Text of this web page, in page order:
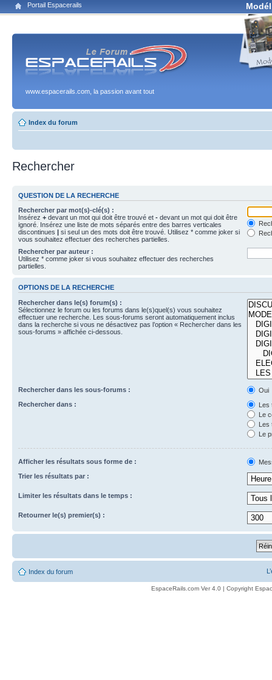
Portail Espacerails
www.espacerails.com, la passion avant tout
Index du forum
Rechercher
QUESTION DE LA RECHERCHE
Rechercher par mot(s)-clé(s) :
Insérez + devant un mot qui doit être trouvé et - devant un mot qui doit être
ignoré. Insérez une liste de mots séparés entre des barres verticales
discontinues | si seul un des mots doit être trouvé. Utilisez * comme joker si
vous souhaitez effectuer des recherches partielles.
Rechercher par auteur :
Utilisez * comme joker si vous souhaitez effectuer des recherches
partielles.
OPTIONS DE LA RECHERCHE
Rechercher dans le(s) forum(s) :
Sélectionnez le forum ou les forums dans le(s)quel(s) vous souhaitez
effectuer une recherche. Les sous-forums seront automatiquement inclus
dans la recherche si vous ne désactivez pas l’option « Rechercher dans les
sous-forums » affichée ci-dessous.
Rechercher dans les sous-forums :
Oui
Rechercher dans :
Les
Le
Les
Le
Afficher les résultats sous forme de :
Trier les résultats par :
Limiter les résultats dans le temps :
Retourner le(s) premier(s) :
Index du forum
EspaceRails.com Ver 4.0 | Copyright